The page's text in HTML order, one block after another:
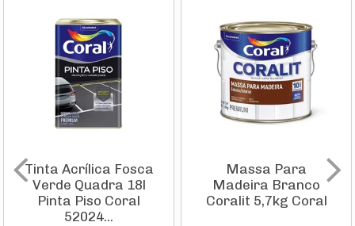
Tinta Acrílica Fosca
Verde Quadra 18l
Pinta Piso Coral
52024...
Massa Para
Madeira Branco
Coralit 5,7kg Coral